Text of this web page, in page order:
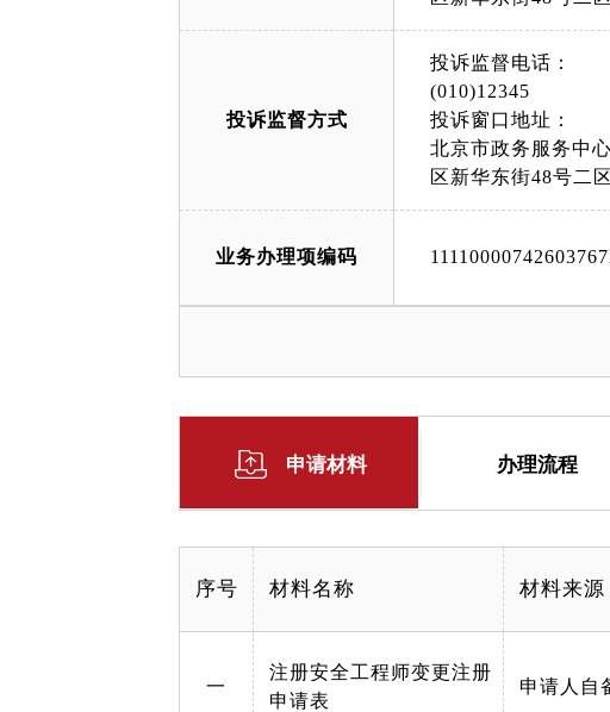
投诉监督方式
投诉监督电话：
(010)12345
投诉窗口地址：
北京市政务服务中
区新华东街48号二
业务办理项编码
申请材料 办理流程
序号 材料名称 材料来源
一
注册安全工程师变更注册
申请表
申请人自